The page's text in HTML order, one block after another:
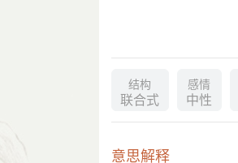
结构
联合式
感情
中性
意思解释